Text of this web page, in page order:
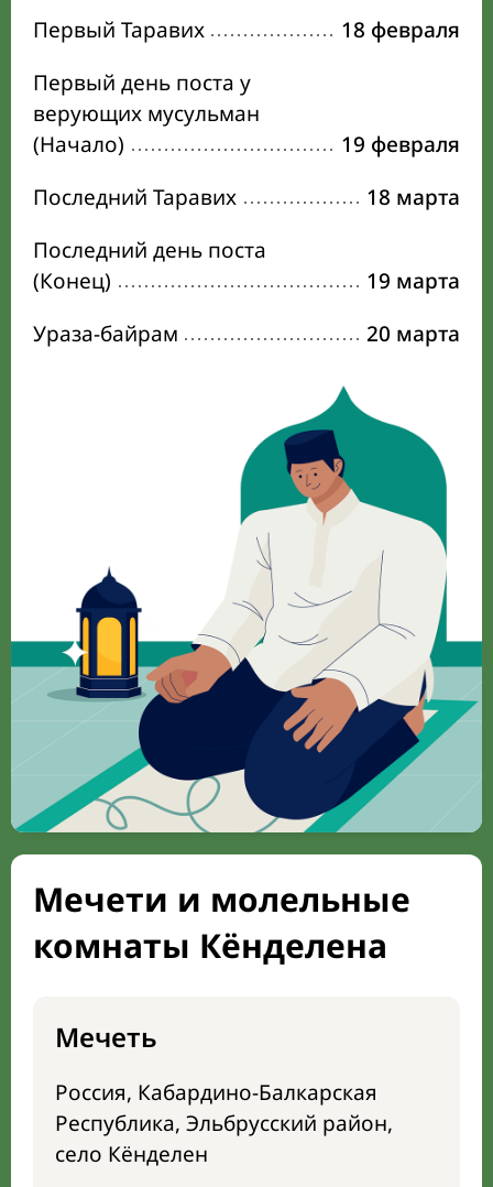
Первый Таравих
18 февраля
Первый день поста у
верующих мусульман
(Начало)
19 февраля
Последний Таравих
18 марта
Последний день поста
(Конец)
19 марта
Ураза-байрам
20 марта
Мечети и молельные
комнаты Кёнделена
Мечеть
Россия, Кабардино-Балкарская
Республика, Эльбрусский район,
село Кёнделен